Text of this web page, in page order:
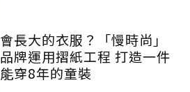
會長大的衣服？「慢時尚」
品牌運用摺紙工程 打造一件
能穿8年的童裝